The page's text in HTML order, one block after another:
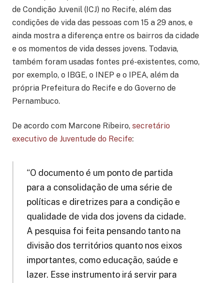
de Condição Juvenil (ICJ) no Recife, além das
condições de vida das pessoas com 15 a 29 anos, e
ainda mostra a diferença entre os bairros da cidade
e os momentos de vida desses jovens. Todavia,
também foram usadas fontes pré-existentes, como,
por exemplo, o IBGE, o INEP e o IPEA, além da
própria Prefeitura do Recife e do Governo de
Pernambuco.
De acordo com Marcone Ribeiro, secretário
executivo de Juventude do Recife:
“O documento é um ponto de partida
para a consolidação de uma série de
políticas e diretrizes para a condição e
qualidade de vida dos jovens da cidade.
A pesquisa foi feita pensando tanto na
divisão dos territórios quanto nos eixos
importantes, como educação, saúde e
lazer. Esse instrumento irá servir para